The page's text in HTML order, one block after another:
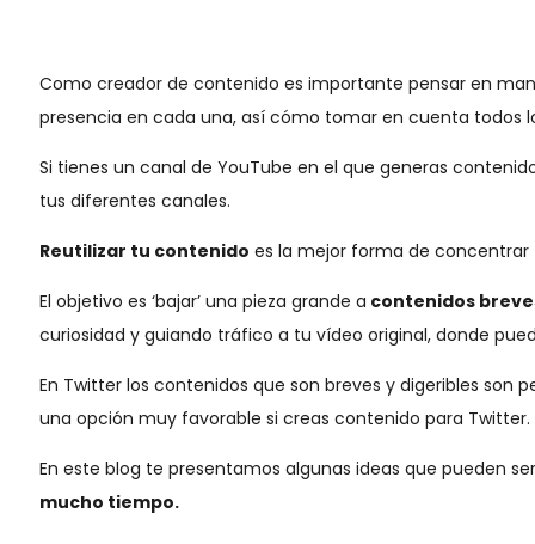
Como creador de contenido es importante pensar en
presencia en cada una, así cómo tomar en cuenta todos
Si tienes un canal de YouTube en el que generas
tus diferentes canales.
Reutilizar tu contenido es la mejor forma de
El objetivo es ‘bajar’ una pieza grande a contenidos
curiosidad y guiando tráfico a tu vídeo original, donde
En Twitter los contenidos que son breves y digeribles
una opción muy favorable si creas contenido para Twitter.
En este blog te presentamos algunas ideas que pueden
mucho tiempo.